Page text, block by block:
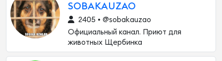
SOBAKAUZAO
2405 • @sobakauzao
Официальный канал. Приют для
животных Щербинка